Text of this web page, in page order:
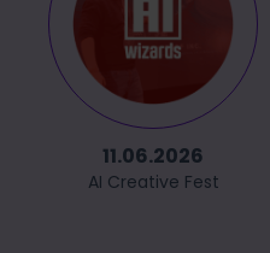
11.06.2026
AI Creative Fest